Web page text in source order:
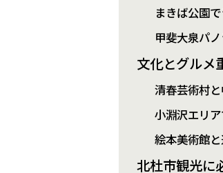
まきば公園
甲斐大泉パ
文化とグルメ
清春芸術村
小淵沢エリ
絵本美術館
北杜市観光に